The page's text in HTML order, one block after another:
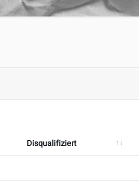
Disqualifiziert